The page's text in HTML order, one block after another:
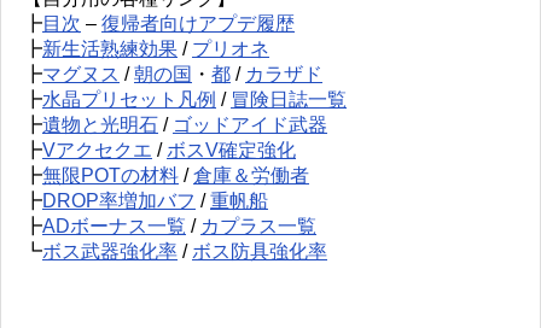
┣目次 – 復帰者向けアプデ履歴
┣新生活熟練効果 / プリオネ
┣マグヌス /朝の国 ・ 都 / カラザド
┣水晶プリセット凡例 / 冒険日誌一覧
┣遺物と光明石 / ゴッドアイド武器
┣Vアクセクエ / ボスV確定強化
┣無限POTの材料 /倉庫＆労働者
┣DROP率増加バフ /重帆船
┣ADボーナス一覧 / カプラス一覧
┗ボス武器強化率 / ボス防具強化率